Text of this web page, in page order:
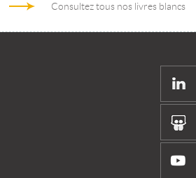
Consultez tous nos livres blancs